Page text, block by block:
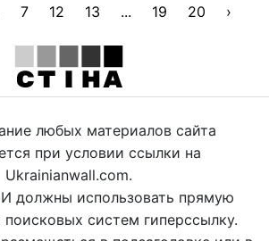
7 12 13 ... 19 20 ›
любых материалов сайта
при условии ссылки на
Ukrainianwall.com.
должны использовать прямую
систем гиперссылку.